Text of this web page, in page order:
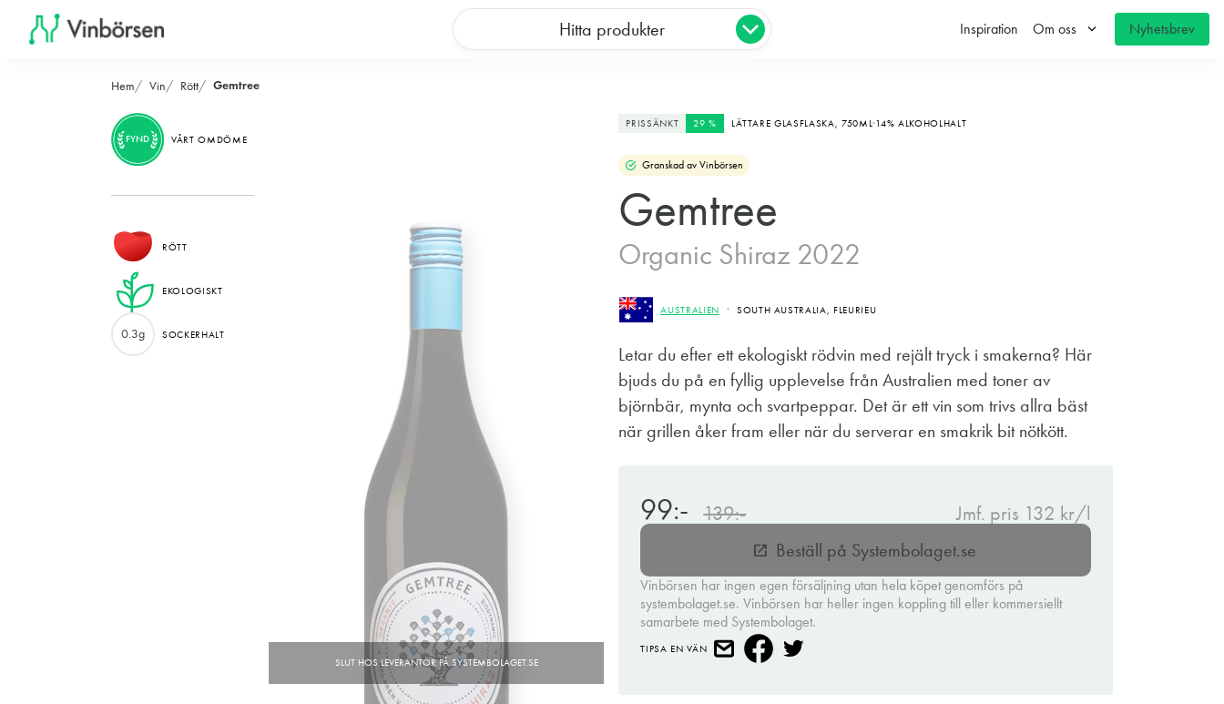
Hitta produkter Inspiration Om oss keyboard_arrow_down Nyhetsbrev
Hem Vin Rött Gemtree
PRISSÄNKT 29 % LÄTTARE GLASFLASKA,750ML 14% ALKOHOLHALT
Granskad av Vinbörsen
Gemtree
Organic Shiraz 2022
AUSTRALIEN SOUTH AUSTRALIA, FLEURIEU
Letar du efter ett ekologiskt rödvin med rejält tryck i smakerna? Här
bjuds du på en fyllig upplevelse från Australien med toner av
björnbär, mynta och svartpeppar. Det är ett vin som trivs allra bäst
när grillen åker fram eller när du serverar en smakrik bit nötkött.
FYND VÅRT OMDÖME
RÖTT
EKOLOGISKT
0.3g SOCKERHALT
99:- 139:- Jmf. pris 132 kr/l
open_in_new Beställ på Systembolaget.se
Vinbörsen har ingen egen försäljning utan hela köpet genomförs på
systembolaget.se. Vinbörsen har heller ingen koppling till eller kommersiellt
samarbete med Systembolaget.
TIPSA EN VÄN